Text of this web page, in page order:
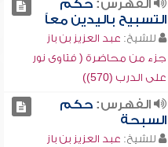
الفهرس:حكم
التسبيح باليدين معاً
للشيخ: عبد العزيز بن باز
جزء من محاضرة ( فتاوى نور
على الدرب (570))
الفهرس:حكم
السبحة
للشيخ: عبد العزيز بن باز